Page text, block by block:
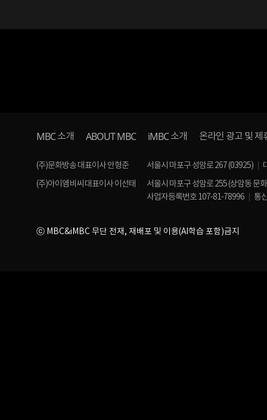
MBC소개 ABOUT MBC iMBC소개 온라인 광고 및 제
(주)문화방송 대표이사 안형준 서울시 마포구 성암로 267 (03925)
(주)아이엠비씨 대표이사 이선태
서울시 마포구 성암로 255 (상암동 문
사업자등록번호 107-81-78996
통
ⓒ MBC&iMBC 무단 전재, 재배포 및 이용(AI학습 포함)금지